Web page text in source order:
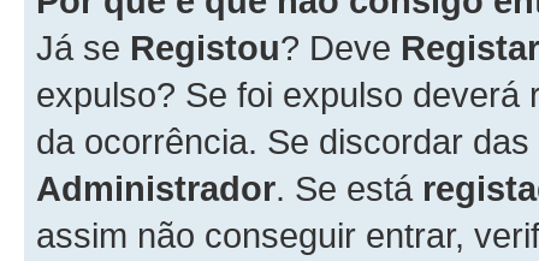
Já se Registou? Deve
expulso? Se foi expulso
da ocorrência. Se discordar
Administrador. Se está
assim não conseguir entrar,